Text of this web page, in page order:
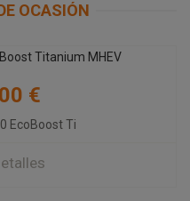
OCASIÓN
€
EcoBoost Ti
i4D Prestige
Km